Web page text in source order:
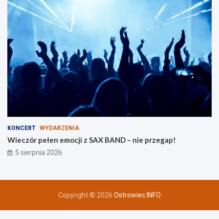
i
n
KONCERT WYDARZENIA
Wieczór pełen emocji z SAX BAND – nie przegap!
5 sierpnia 2026
Copyright © 2026 Ostrowiec INFO